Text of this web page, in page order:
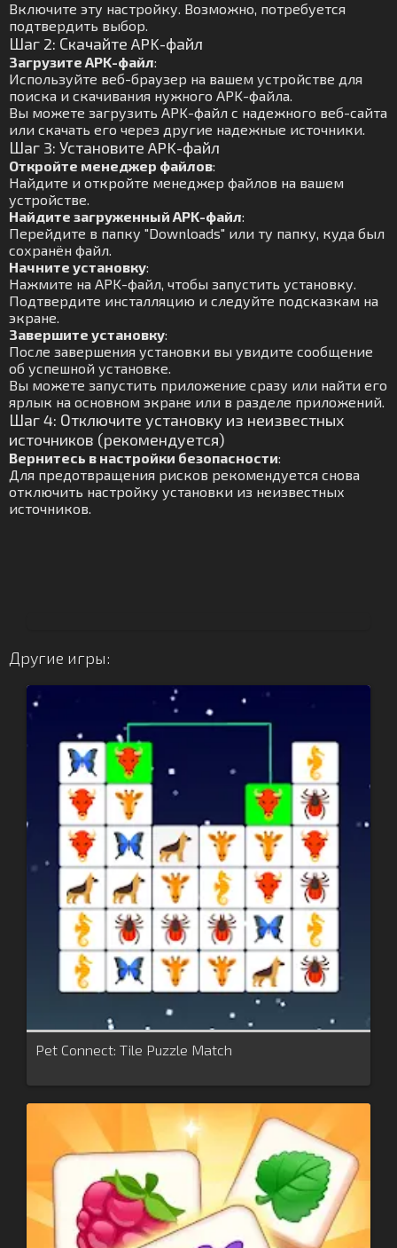
Включите эту настройку. Возможно, потребуется
подтвердить выбор.
Шаг 2: Скачайте APK-файл
Загрузите APK-файл:
Используйте веб-браузер на вашем устройстве для
поиска и скачивания нужного APK-файла.
Вы можете загрузить APK-файл с надежного веб-сайта
или скачать его через другие надежные источники.
Шаг 3: Установите APK-файл
Откройте менеджер файлов:
Найдите и откройте менеджер файлов на вашем
устройстве.
Найдите загруженный APK-файл:
Перейдите в папку "Downloads" или ту папку, куда был
сохранён файл.
Начните установку:
Нажмите на APK-файл, чтобы запустить установку.
Подтвердите инсталляцию и следуйте подсказкам на
экране.
Завершите установку:
После завершения установки вы увидите сообщение
об успешной установке.
Вы можете запустить приложение сразу или найти его
ярлык на основном экране или в разделе приложений.
Шаг 4: Отключите установку из неизвестных
источников (рекомендуется)
Вернитесь в настройки безопасности:
Для предотвращения рисков рекомендуется снова
отключить настройку установки из неизвестных
источников.
Другие игры:
Pet Connect: Tile Puzzle Match